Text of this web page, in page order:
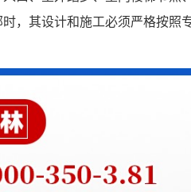
，其设计和施工必须严格按照